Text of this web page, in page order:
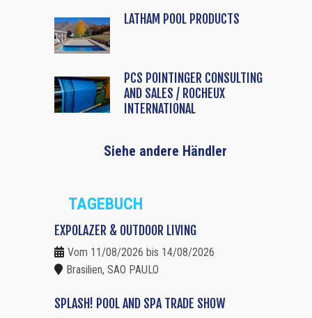
LATHAM POOL PRODUCTS
PCS POINTINGER CONSULTING
AND SALES / ROCHEUX
INTERNATIONAL
Siehe andere Händler
TAGEBUCH
EXPOLAZER & OUTDOOR LIVING
Vom 11/08/2026 bis 14/08/2026
Brasilien, SAO PAULO
SPLASH! POOL AND SPA TRADE SHOW